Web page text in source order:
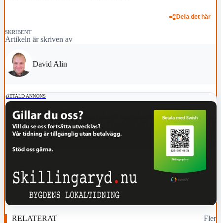
Dela det här
SKRIBENT
Artikeln är skriven av
David Alin
BETALD ANNONS
RELATERAT Fler